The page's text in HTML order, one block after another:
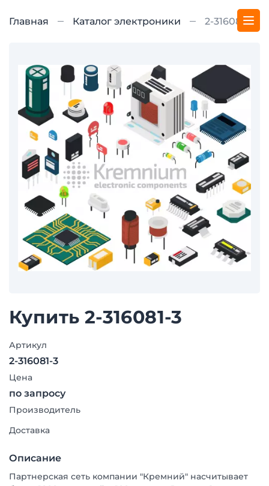
Главная Каталог электроники 2-316081-3
Купить 2-316081-3
Артикул
2-316081-3
Цена
по запросу
Производитель
Доставка
Описание
Партнерская сеть компании "Кремний" насчитывает